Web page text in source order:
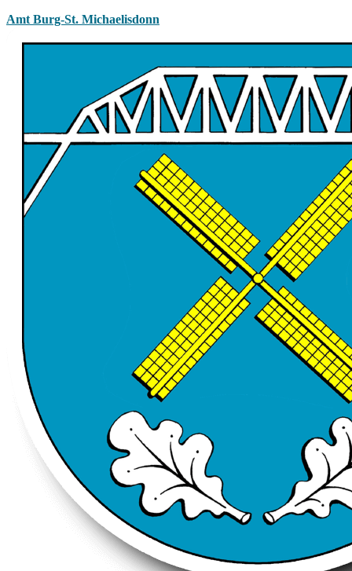
Amt Burg-St. Michaelisdonn